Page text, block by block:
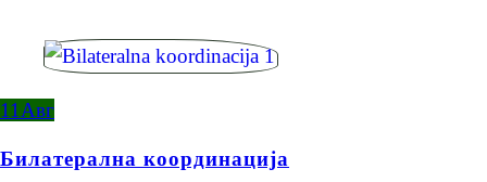
11 Авг
Билатерална координација